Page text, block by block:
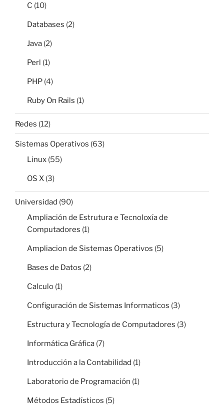
C (10)
Databases (2)
Java (2)
Perl (1)
PHP (4)
Ruby On Rails (1)
Redes (12)
Sistemas Operativos (63)
Linux (55)
OS X (3)
Universidad (90)
Ampliación de Estrutura e Tecnoloxía de
Computadores (1)
Ampliacion de Sistemas Operativos (5)
Bases de Datos (2)
Calculo (1)
Configuración de Sistemas Informaticos (3)
Estructura y Tecnología de Computadores (3)
Informática Gráfica (7)
Introducción a la Contabilidad (1)
Laboratorio de Programación (1)
Métodos Estadísticos (5)